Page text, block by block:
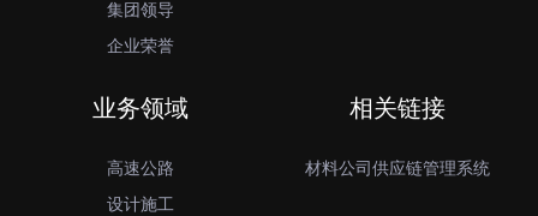
集团领导
企业荣誉
业务领域
高速公路
设计施工
相关链接
材料公司供应链管理系统